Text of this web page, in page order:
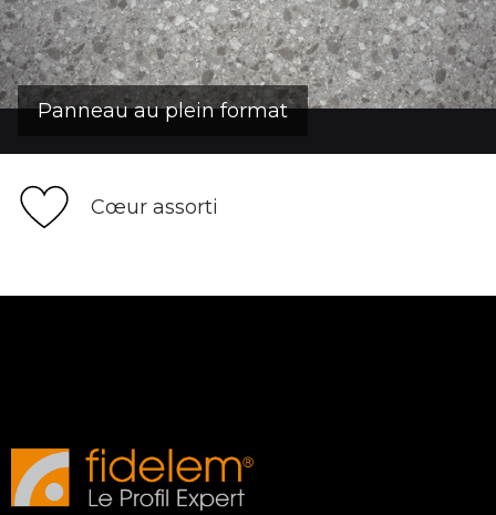
Panneau au plein format
Cœur assorti